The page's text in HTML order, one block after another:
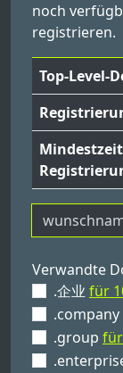
noch
registrieren.
Top-Level-
Verwandte
.企业 für
.company
.group